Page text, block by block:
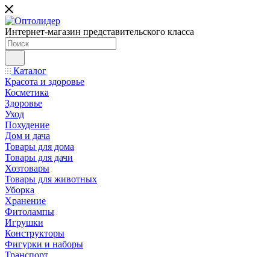
Интернет-магазин представительского класса
Каталог
Красота и здоровье
Косметика
Здоровье
Уход
Похудение
Дом и дача
Товары для дома
Товары для дачи
Хозтовары
Товары для животных
Уборка
Хранение
Фитолампы
Игрушки
Конструкторы
Фигурки и наборы
Транспорт